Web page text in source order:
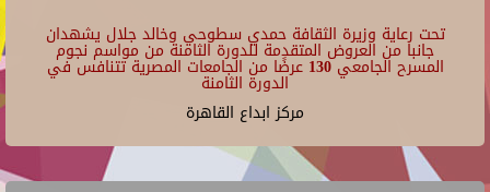
تحت رعاية وزيرة الثقافة حمدي سطوحي وخالد جلال يشهدان
جانبا من العروض المتقدمة للدورة الثامنة من مواسم نجوم
المسرح الجامعي 130 عرضًا من الجامعات المصرية تتنافس في
الدورة الثامنة
مركز ابداع القاهرة